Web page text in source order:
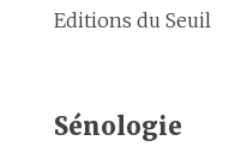
Editions du Seuil
Sénologie